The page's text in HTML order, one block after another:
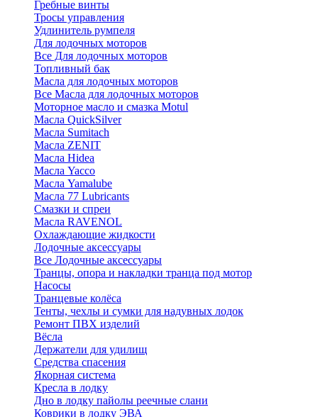
Гребные винты
Тросы управления
Удлинитель румпеля
Для лодочных моторов
Все Для лодочных моторов
Топливный бак
Масла для лодочных моторов
Все Масла для лодочных моторов
Моторное масло и смазка Motul
Масла QuickSilver
Масла Sumitach
Масла ZENIT
Масла Hidea
Масла Yacco
Масла Yamalube
Масла 77 Lubricants
Смазки и спреи
Масла RAVENOL
Охлаждающие жидкости
Лодочные аксессуары
Все Лодочные аксессуары
Транцы, опора и накладки транца под мотор
Насосы
Транцевые колёса
Тенты, чехлы и сумки для надувных лодок
Ремонт ПВХ изделий
Вёсла
Держатели для удилищ
Средства спасения
Якорная система
Кресла в лодку
Дно в лодку пайолы реечные слани
Коврики в лодку ЭВА